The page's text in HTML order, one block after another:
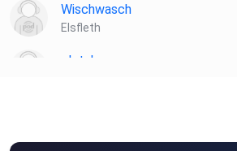
Wischwasch
Elsfleth
plotzks